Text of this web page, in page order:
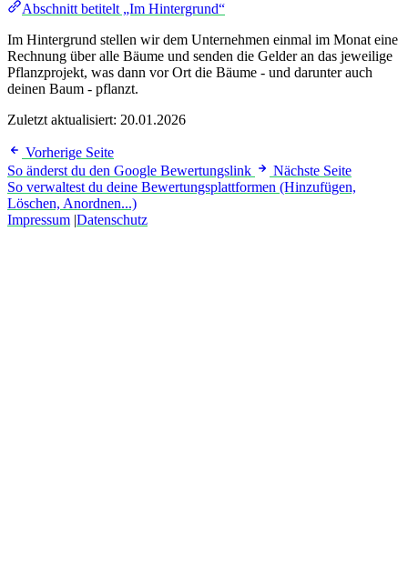
Abschnitt betitelt „Im Hintergrund“
Im Hintergrund stellen wir dem Unternehmen einmal im Monat eine
Rechnung über alle Bäume und senden die Gelder an das jeweilige
Pflanzprojekt, was dann vor Ort die Bäume - und darunter auch
deinen Baum - pflanzt.
Zuletzt aktualisiert: 20.01.2026
Vorherige Seite
So änderst du den Google Bewertungslink
Nächste Seite
So verwaltest du deine Bewertungsplattformen (Hinzufügen,
Löschen, Anordnen...)
Impressum |Datenschutz